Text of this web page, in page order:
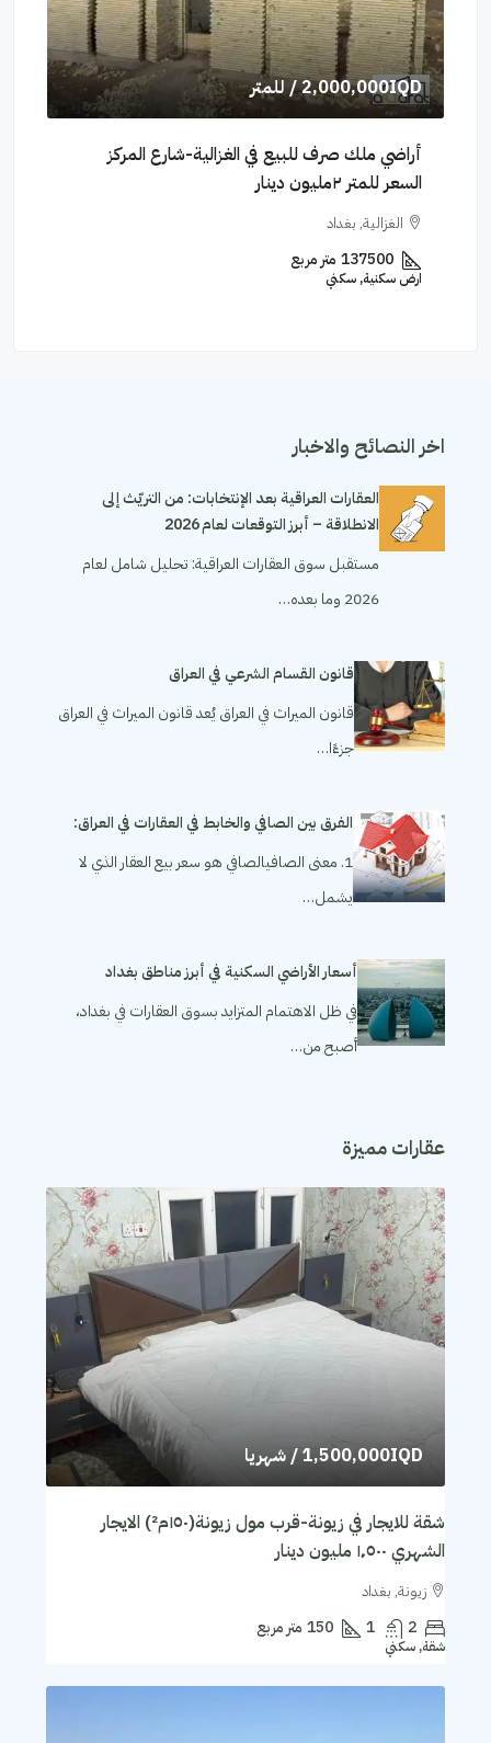
2,000,000IQD/ للمتر
أراضي ملك صرف للبيع في الغزالية-شارع المركز
السعر للمتر ٢مليون دينار
الغزالية, بغداد
137500متر مربع
ارض سكنية, سكني
$6,600
اخر النصائح والاخبار
العقارات العراقية بعد الإنتخابات: من التريّث إلى
الانطلاقة – أبرز التوقعات لعام 2026
مستقبل سوق العقارات العراقية: تحليل شامل لعام
2026 وما بعده…
قانون القسام الشرعي في العراق
قانون الميراث في العراق يُعد قانون الميراث في العراق
جزءًا…
الفرق بين الصافي والخابط في العقارات في العراق:
1. معنى الصافيالصافي هو سعر بيع العقار الذي لا
يشمل…
أسعار الأراضي السكنية في أبرز مناطق بغداد
في ظل الاهتمام المتزايد بسوق العقارات في بغداد،
أصبح من…
عقارات مميزة
1,500,000IQD/ شهريا
شقة للايجار في زيونة-قرب مول زيونة(١٥٠م²) الايجار
الشهري ١٬٥٠٠ مليون دينار
زيونة, بغداد
2
1
150 متر مربع
شقة, سكني